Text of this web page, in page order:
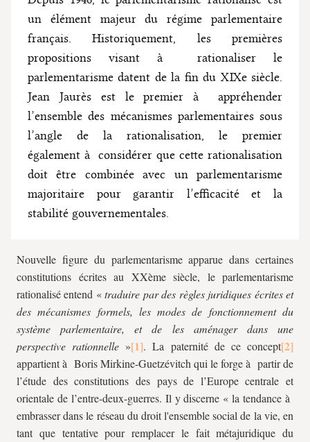
un élément majeur du régime parlementaire
français. Historiquement, les premières
propositions visant à rationaliser le
parlementarisme datent de la fin du XIXe siècle.
Jean Jaurès est le premier à appréhender
l’ensemble des mécanismes parlementaires sous
l’angle de la rationalisation, le premier
également à considérer que cette rationalisation
doit être combinée avec un parlementarisme
majoritaire pour garantir l’efficacité et la
stabilité gouvernementales.
Nouvelle figure du parlementarisme apparue dans certaines
constitutions écrites au XXème siècle, le parlementarisme
rationalisé entend «traduire par des règles juridiques écrites et
des mécanismes formels, les modes de fonctionnement du
système parlementaire, et de les aménager dans une
perspective rationnelle »
. La paternité de ce concept
appartient à Boris Mirkine-Guetzévitch qui le forge à partir de
l’étude des constitutions des pays de l’Europe centrale et
orientale de l’entre-deux-guerres. Il y discerne « la tendance à
embrasser dans le réseau du droit l'ensemble social de la vie, en
tant que tentative pour remplacer le fait métajuridique du